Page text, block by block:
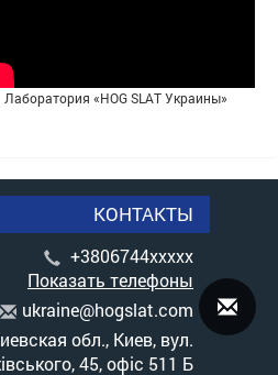
Лаборатория «HOG SLAT Украины»
КОНТАКТЫ
+3806744xxxxx
Показать телефоны
ukraine@hogslat.com
обл., Киев, вул.
45, офіс 511 Б